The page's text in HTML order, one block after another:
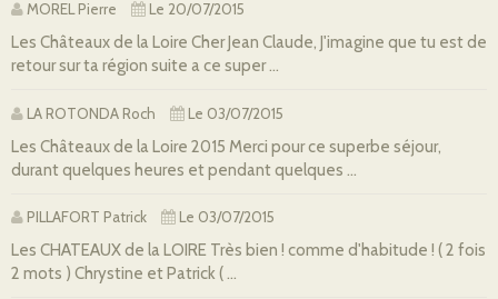
MOREL Pierre Le 20/07/2015
Les Châteaux de la Loire Cher Jean Claude, J'imagine que tu est de
retour sur ta région suite a ce super ...
LA ROTONDA Roch Le 03/07/2015
Les Châteaux de la Loire 2015 Merci pour ce superbe séjour,
durant quelques heures et pendant quelques ...
PILLAFORT Patrick Le 03/07/2015
Les CHATEAUX de la LOIRE Très bien ! comme d'habitude ! ( 2 fois
2 mots ) Chrystine et Patrick ( ...